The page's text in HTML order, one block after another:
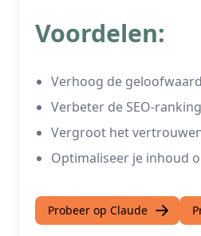
Voordelen:
Verhoog de
Verbeter de SEO-
Vergroot het
Optimaliseer je inhoud
Probeer op Claude